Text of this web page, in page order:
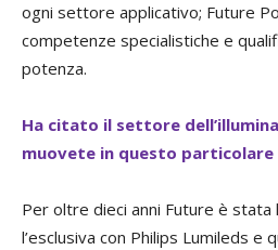
ogni settore applicativo; Future
competenze specialistiche e
potenza.
Ha citato il settore
muovete in questo particolare
Per oltre dieci anni Future è stata
l’esclusiva con Philips Lumileds e